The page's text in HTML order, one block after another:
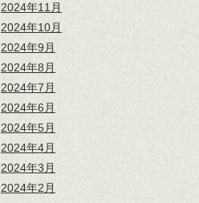
2024年11月
2024年10月
2024年9月
2024年8月
2024年7月
2024年6月
2024年5月
2024年4月
2024年3月
2024年2月